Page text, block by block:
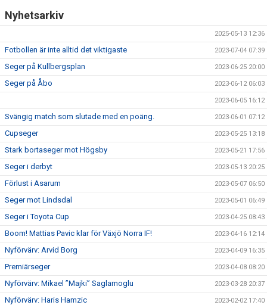
Nyhetsarkiv
2025-05-13 12:36
Fotbollen är inte alltid det viktigaste 2023-07-04 07:39
Seger på Kullbergsplan 2023-06-25 20:00
Seger på Åbo 2023-06-12 06:03
2023-06-05 16:12
Svängig match som slutade med en poäng. 2023-06-01 07:12
Cupseger 2023-05-25 13:18
Stark bortaseger mot Högsby 2023-05-21 17:56
Seger i derbyt 2023-05-13 20:25
Förlust i Asarum 2023-05-07 06:50
Seger mot Lindsdal 2023-05-01 06:49
Seger i Toyota Cup 2023-04-25 08:43
Boom! Mattias Pavic klar för Växjö Norra IF! 2023-04-16 12:14
Nyförvärv: Arvid Borg 2023-04-09 16:35
Premiärseger 2023-04-08 08:20
Nyförvärv: Mikael ”Majki” Saglamoglu 2023-03-28 20:37
Nyförvärv: Haris Hamzic 2023-02-02 17:40